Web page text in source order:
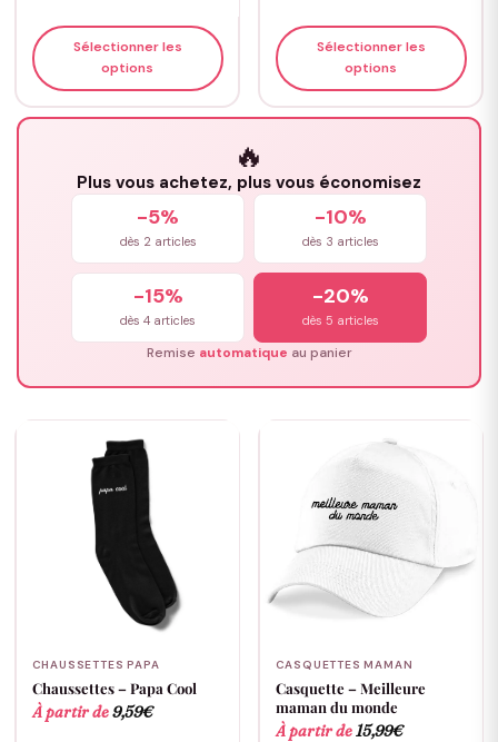
Sélectionner les
options
Sélectionner les
options
🔥
Plus vous achetez, plus vous économisez
-5%
dès 2 articles
-10%
dès 3 articles
-15%
dès 4 articles
-20%
dès 5 articles
Remise automatique au panier
CHAUSSETTES PAPA
Chaussettes – Papa Cool
À partir de9,59€
CASQUETTES MAMAN
Casquette – Meilleure
maman du monde
À partir de15,99€